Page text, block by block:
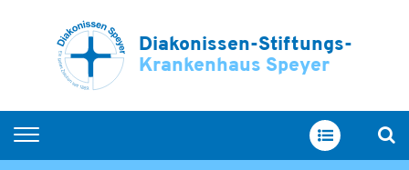
Diakonissen-Stiftungs-
Krankenhaus Speyer
Home